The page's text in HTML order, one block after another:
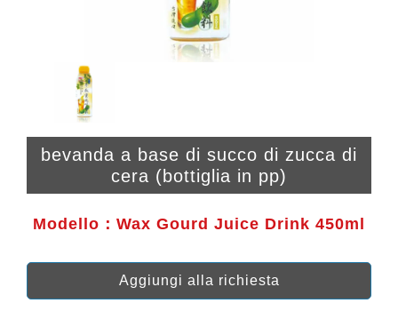
bevanda a base di succo di zucca di
cera (bottiglia in pp)
Modello：Wax Gourd Juice Drink 450ml
Aggiungi alla richiesta